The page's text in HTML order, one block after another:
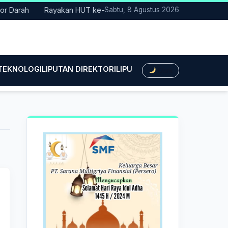
Rayakan HUT ke-25, Partai Demokrat Bali Lakukan Aksi
Sabtu, 8 Agustus 2026
LIPUTAN DIREKTORILIPUTAN HUKUMLIPUTAN